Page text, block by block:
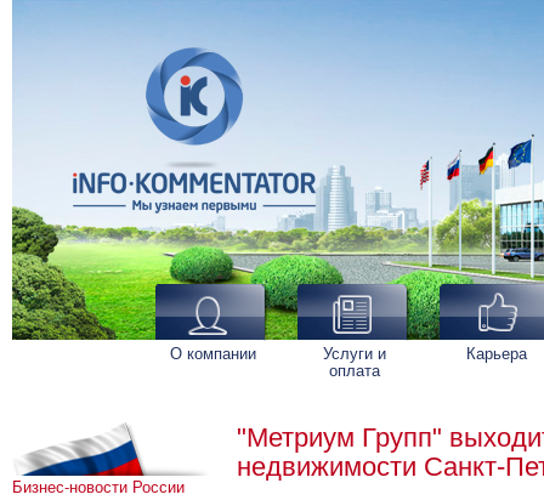
О компании Услуги и
оплата
Карьера
Бизнес-новости России
"Метриум Групп"
недвижимости Санкт-